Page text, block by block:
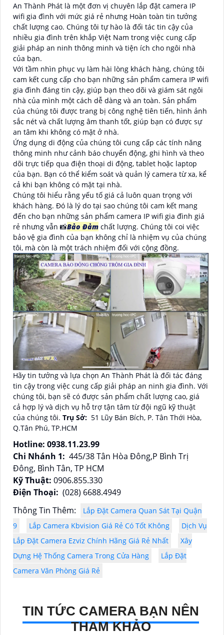
An Thành Phát là một đơn vị chuyên lắp đặt camera IP
wifi gia đình với mức giá rẻ nhưng Hoàn toàn tin tưởng
chất lượng cao. Chúng tôi tự hào là đối tác tin cậy của
nhiều gia đình trên khắp Việt Nam trong việc cung cấp
giải pháp an ninh thông minh và tiện ích cho ngôi nhà
của bạn.
Với tầm nhìn phục vụ làm hài lòng khách hàng, chúng tôi
cam kết cung cấp cho bạn những sản phẩm camera IP wifi
gia đình đáng tin cậy, giúp bạn theo dõi và giám sát ngôi
nhà của mình một cách dễ dàng và an toàn. Sản phẩm
của chúng tôi được trang bị công nghệ tiên tiến, hình ảnh
sắc nét và chất lượng âm thanh tốt, giúp bạn có được sự
an tâm khi không có mặt ở nhà.
Ứng dụng di động của chúng tôi cung cấp các tính năng
thông minh như cảnh báo chuyển động, ghi hình và theo
dõi trực tiếp qua điện thoại di động, tablet hoặc laptop
của bạn. Bạn có thể kiểm soát và quản lý camera từ xa, kể
cả khi bạn không có mặt tại nhà.
Chúng tôi hiểu rằng yếu tố giá cả luôn quan trọng với
khách hàng. Đó là lý do tại sao chúng tôi cam kết mang
đến cho bạn những sản phẩm camera IP wifi gia đình giá
rẻ nhưng vẫn 📸Bảo Đảm chất lượng. Chúng tôi coi việc
bảo vệ gia đình của bạn không chỉ là nhiệm vụ của chúng
tôi, mà còn là một trách nhiệm đối với cộng đồng.
Hãy tin tưởng và lựa chọn An Thành Phát là đối tác đáng
tin cậy trong việc cung cấp giải pháp an ninh gia đình. Với
chúng tôi, bạn sẽ có được sản phẩm chất lượng cao, giá
cả hợp lý và dịch vụ hỗ trợ tận tâm từ đội ngũ kỹ thuật
của chúng tôi. Trụ Sở: 51 Lũy Bán Bích, P. Tân Thới Hòa,
Q.Tân Phú, TP.HCM
Hotline: 0938.11.23.99
Chi Nhánh 1: 445/38 Tân Hòa Đông,P Bình Trị
Đông, Bình Tân, TP HCM
Kỹ Thuật: 0906.855.330
Điện Thoại: (028) 6688.4949
Thông Tin Thêm:
Lắp Đặt Camera Quan Sát Tại Quận
9
Lắp Camera Kbvision Giá Rẻ Có Tốt Không
Dịch Vụ
Lắp Đặt Camera Ezviz Chính Hãng Giá Rẻ Nhất
Xây
Dựng Hệ Thống Camera Trong Cửa Hàng
Lắp Đặt
Camera Văn Phòng Giá Rẻ
TIN TỨC CAMERA BẠN NÊN
THAM KHẢO